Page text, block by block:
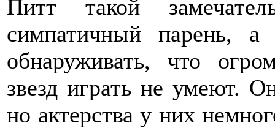
Питт такой
симпатичный парень,
обнаруживать, что
звезд играть не умеют.
но актерства у них